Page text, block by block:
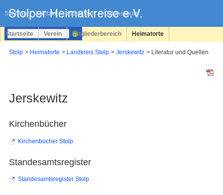
Sitemap Kontakt Impressum Datenschutz
überspringen
Startseite Verein Mitgliederbereich Heimatorte
Stolp Heimatorte Landkreis Stolp Jerskewitz Literatur und Quellen
Jerskewitz
Kirchenbücher
Kirchenbücher Stolp
Standesamtsregister
Standesamtsregister Stolp